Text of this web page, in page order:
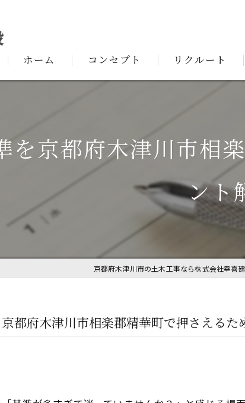
ホーム コンセプト リクルート
を京都府木津川市相
ント
京都府木津川市の土木工事なら株式会社幸喜
都府木津川市相楽郡精華町で押さえるた